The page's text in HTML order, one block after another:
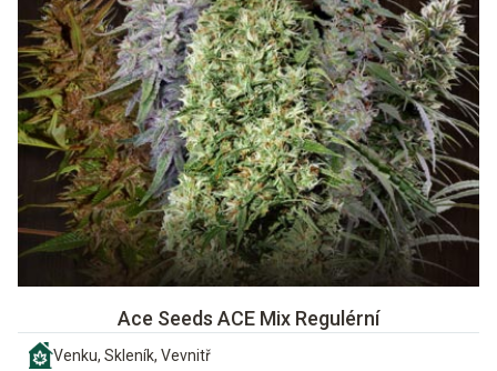
Ace Seeds ACE Mix Regulérní
Venku, Skleník, Vevnitř